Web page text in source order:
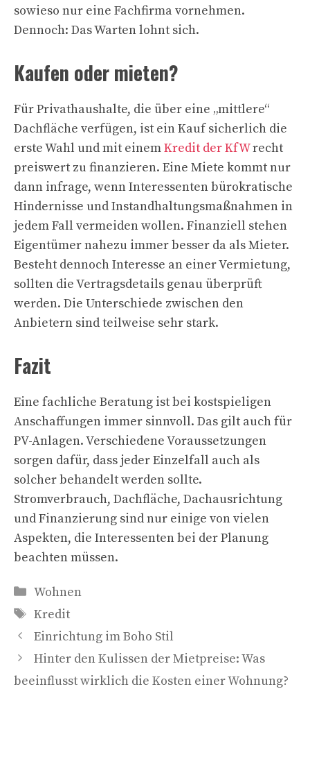
sowieso nur eine Fachfirma vornehmen.
Dennoch: Das Warten lohnt sich.
Kaufen oder mieten?
Für Privathaushalte, die über eine „mittlere“
Dachfläche verfügen, ist ein Kauf sicherlich die
erste Wahl und mit einemKredit der KfWrecht
preiswert zu finanzieren. Eine Miete kommt nur
dann infrage, wenn Interessenten bürokratische
Hindernisse und Instandhaltungsmaßnahmen in
jedem Fall vermeiden wollen. Finanziell stehen
Eigentümer nahezu immer besser da als Mieter.
Besteht dennoch Interesse an einer Vermietung,
sollten die Vertragsdetails genau überprüft
werden. Die Unterschiede zwischen den
Anbietern sind teilweise sehr stark.
Fazit
Eine fachliche Beratung ist bei kostspieligen
Anschaffungen immer sinnvoll. Das gilt auch für
PV-Anlagen. Verschiedene Voraussetzungen
sorgen dafür, dass jeder Einzelfall auch als
solcher behandelt werden sollte.
Stromverbrauch, Dachfläche, Dachausrichtung
und Finanzierung sind nur einige von vielen
Aspekten, die Interessenten bei der Planung
beachten müssen.
Kategorien
Wohnen
Schlagwörter
Kredit
Einrichtung im Boho Stil
Hinter den Kulissen der Mietpreise: Was
beeinflusst wirklich die Kosten einer Wohnung?